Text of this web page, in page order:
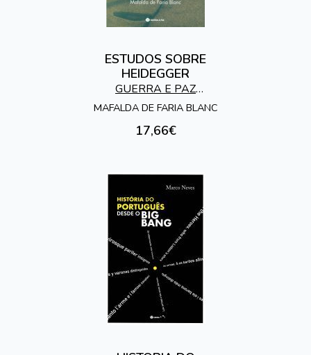
ESTUDOS SOBRE
HEIDEGGER
GUERRA E PAZ
EDITORES
MAFALDA DE FARIA BLANC
17,66€